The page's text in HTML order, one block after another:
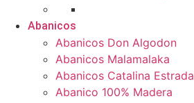
Abanicos
Abanicos Don Algodon
Abanicos Malamalaka
Abanicos Catalina Estrada
Abanico 100% Madera